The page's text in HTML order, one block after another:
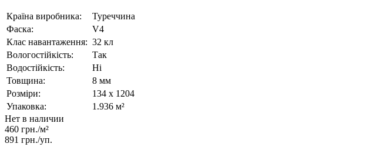
Країна виробника:
Туреччина
Фаска:
V4
Клас навантаження: 32 кл
Вологостійкість:
Так
Водостійкість:
Ні
Товщина:
8 мм
Розміри:
134 x 1204
Упаковка:
1.936 м²
Нет в наличии
460 грн./м²
891 грн./уп.